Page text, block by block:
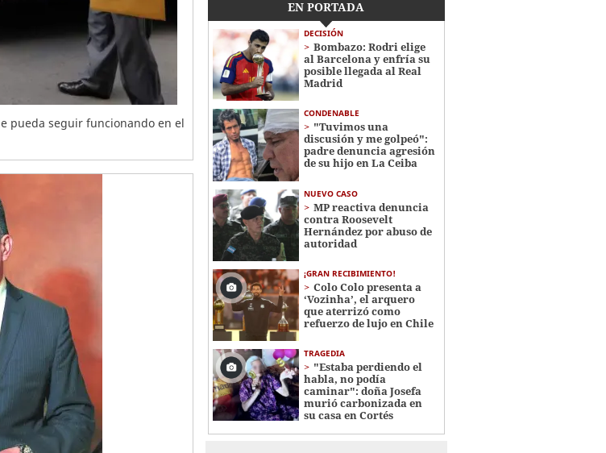
pueda seguir funcionando en el
EN PORTADA
DECISIÓN
Bombazo: Rodri elige
al Barcelona y enfría su
posible llegada al Real
Madrid
CONDENABLE
"Tuvimos una
discusión y me golpeó":
padre denuncia agresión
de su hijo en La Ceiba
NUEVO CASO
MP reactiva denuncia
contra Roosevelt
Hernández por abuso de
autoridad
¡GRAN RECIBIMIENTO!
Colo Colo presenta a
‘Vozinha’, el arquero
que aterrizó como
refuerzo de lujo en Chile
TRAGEDIA
"Estaba perdiendo el
habla, no podía
caminar": doña Josefa
murió carbonizada en
su casa en Cortés